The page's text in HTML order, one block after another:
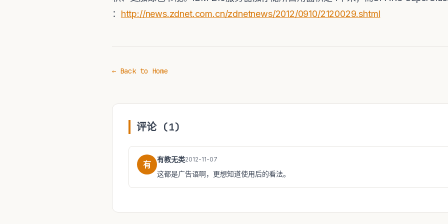
： http://news.zdnet.com.cn/zdnetnews/2012/0910/2120029.shtml
← Back to Home
评论 (1)
有 有教无类2012-11-07
这都是广告语啊，更想知道使用后的看法。